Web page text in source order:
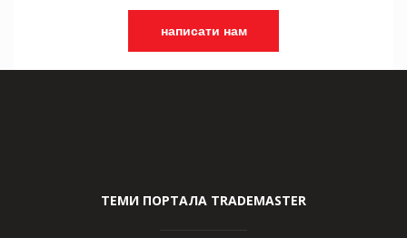
написати нам
ТЕМИ ПОРТАЛА TRADEMASTER